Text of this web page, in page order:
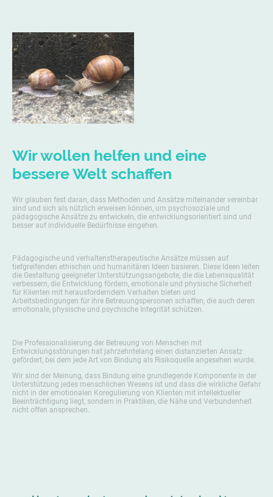
Wir wollen helfen und eine
bessere Welt schaffen
Wir glauben fest daran, dass Methoden und Ansätze miteinander vereinbar
sind und sich als nützlich erweisen können, um psychosoziale und
pädagogische Ansätze zu entwickeln, die entwicklungsorientiert sind und
besser auf individuelle Bedürfnisse eingehen.
Pädagogische und verhaltenstherapeutische Ansätze müssen auf
tiefgreifenden ethischen und humanitären Ideen basieren. Diese Ideen leiten
die Gestaltung geeigneter Unterstützungsangebote, die die Lebensqualität
verbessern, die Entwicklung fördern, emotionale und physische Sicherheit
für Klienten mit herausforderndem Verhalten bieten und
Arbeitsbedingungen für ihre Betreuungspersonen schaffen, die auch deren
emotionale, physische und psychische Integrität schützen.
Die Professionalisierung der Betreuung von Menschen mit
Entwicklungsstörungen hat jahrzehntelang einen distanzierten Ansatz
gefördert, bei dem jede Art von Bindung als Risikoquelle angesehen wurde.
Wir sind der Meinung, dass Bindung eine grundlegende Komponente in der
Unterstützung jedes menschlichen Wesens ist und dass die wirkliche Gefahr
nicht in der emotionalen Koregulierung von Klienten mit intellektueller
Beeinträchtigung liegt, sondern in Praktiken, die Nähe und Verbundenheit
nicht offen ansprechen.